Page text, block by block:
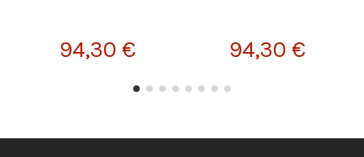
94,30 € 94,30 €